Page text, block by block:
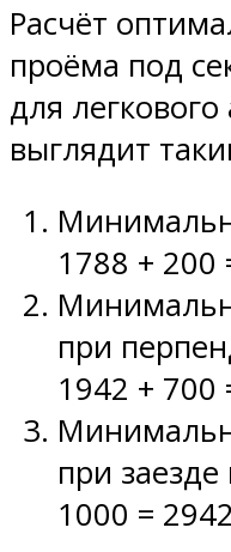
Расчёт
проёма под
для
выглядит
1788 +
при
1942 +
при
1000 =